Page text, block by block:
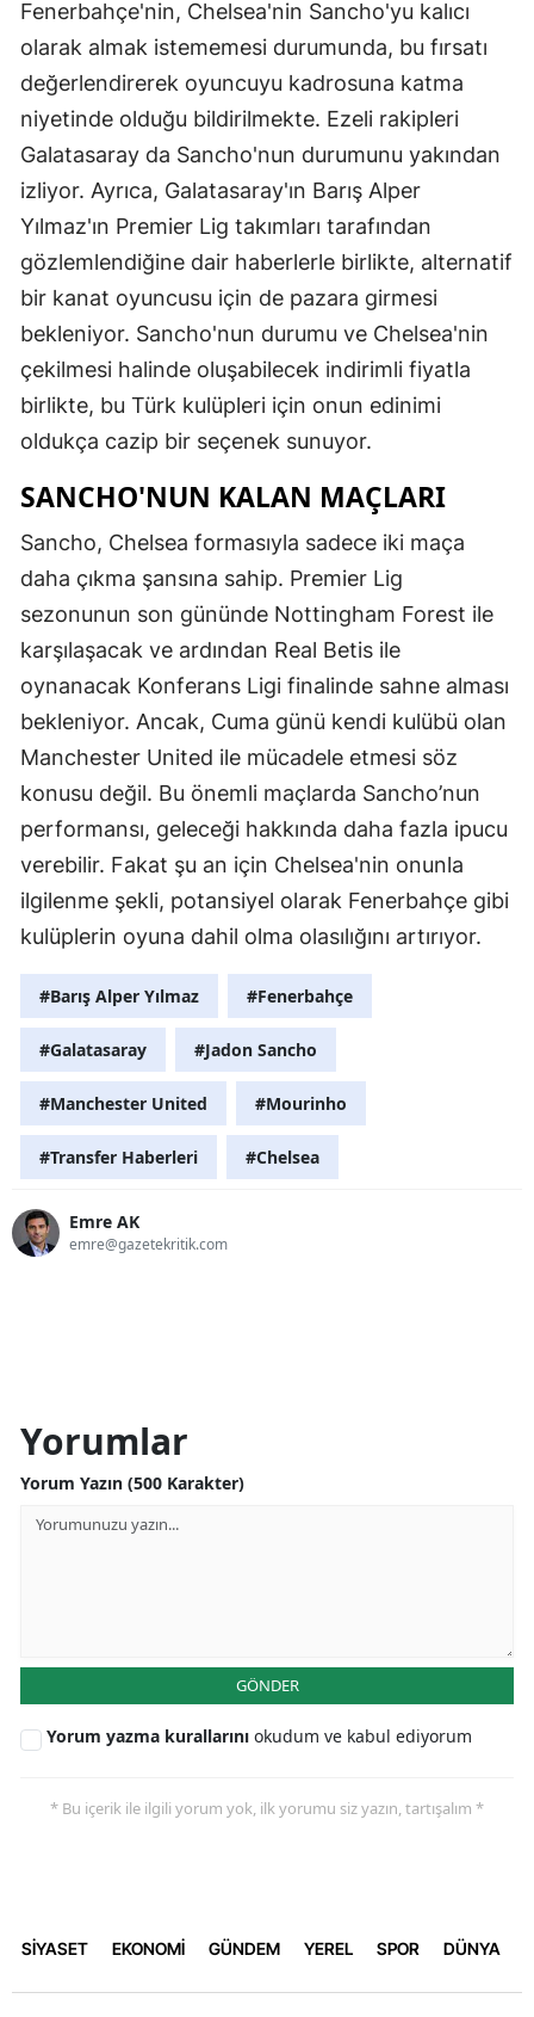
Fenerbahçe'nin, Chelsea'nin Sancho'yu kalıcı
olarak almak istememesi durumunda, bu fırsatı
değerlendirerek oyuncuyu kadrosuna katma
niyetinde olduğu bildirilmekte. Ezeli rakipleri
Galatasaray da Sancho'nun durumunu yakından
izliyor. Ayrıca, Galatasaray'ın Barış Alper
Yılmaz'ın Premier Lig takımları tarafından
gözlemlendiğine dair haberlerle birlikte, alternatif
bir kanat oyuncusu için de pazara girmesi
bekleniyor. Sancho'nun durumu ve Chelsea'nin
çekilmesi halinde oluşabilecek indirimli fiyatla
birlikte, bu Türk kulüpleri için onun edinimi
oldukça cazip bir seçenek sunuyor.
SANCHO'NUN KALAN MAÇLARI
Sancho, Chelsea formasıyla sadece iki maça
daha çıkma şansına sahip. Premier Lig
sezonunun son gününde Nottingham Forest ile
karşılaşacak ve ardından Real Betis ile
oynanacak Konferans Ligi finalinde sahne alması
bekleniyor. Ancak, Cuma günü kendi kulübü olan
Manchester United ile mücadele etmesi söz
konusu değil. Bu önemli maçlarda Sancho’nun
performansı, geleceği hakkında daha fazla ipucu
verebilir. Fakat şu an için Chelsea'nin onunla
ilgilenme şekli, potansiyel olarak Fenerbahçe gibi
kulüplerin oyuna dahil olma olasılığını artırıyor.
#Barış Alper Yılmaz #Fenerbahçe
#Galatasaray #Jadon Sancho
#Manchester United #Mourinho
#Transfer Haberleri #Chelsea
Emre AK
emre@gazetekritik.com
Yorumlar
Yorum Yazın (500 Karakter)
GÖNDER
Yorum yazma kurallarını okudum ve kabul ediyorum
* Bu içerik ile ilgili yorum yok, ilk yorumu siz yazın, tartışalım *
SİYASET EKONOMİ GÜNDEM YEREL SPOR DÜNYA